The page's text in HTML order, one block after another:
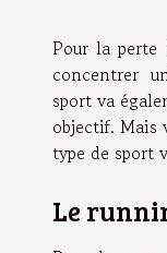
Pour la perte
concentrer
sport va
objectif. Mais
type de sport
Le